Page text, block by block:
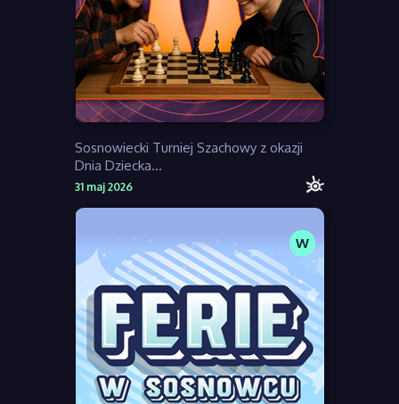
Sosnowiecki Turniej Szachowy z okazji
Dnia Dziecka...
31 maj 2026
W